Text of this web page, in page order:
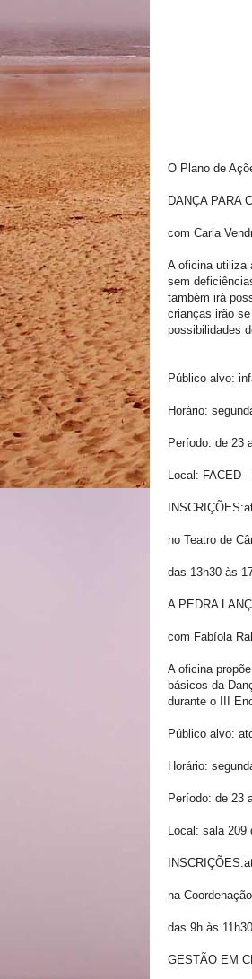
O Plano de
DANÇA PARA
com Carla
A oficina utiliza
sem
também irá
crianças irão
possibilidades
Público alvo:
Horário:
Período: de 23
Local: FACED
no Teatro de
das 13h30 às
A PEDRA
com Fabíola
A oficina
básicos da
durante o III
Público alvo:
Horário:
Período: de 23
Local: sala 209
na
das 9h às
GESTÃO EM